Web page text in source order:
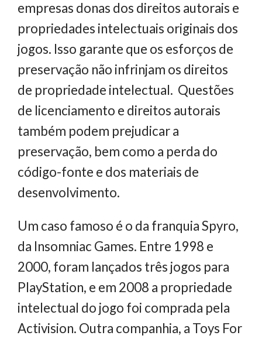
empresas donas dos direitos autorais e
propriedades intelectuais originais dos
jogos. Isso garante que os esforços de
preservação não infrinjam os direitos
de propriedade intelectual. Questões
de licenciamento e direitos autorais
também podem prejudicar a
preservação, bem como a perda do
código-fonte e dos materiais de
desenvolvimento.
Um caso famoso é o da franquia Spyro,
da Insomniac Games. Entre 1998 e
2000, foram lançados três jogos para
PlayStation, e em 2008 a propriedade
intelectual do jogo foi comprada pela
Activision. Outra companhia, a Toys For